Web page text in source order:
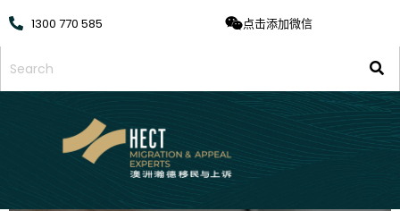
1300 770 585 点击添加微信